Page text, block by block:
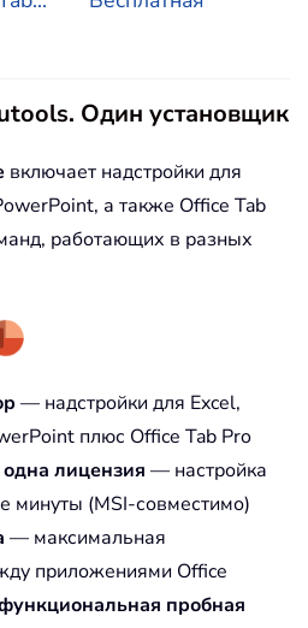
Один установщик
включает надстройки для
а также Office Tab
работающих в разных
— надстройки для Excel,
плюс Office Tab Pro
лицензия — настройка
минуты (MSI-совместимо)
— максимальная
приложениями Office
пробная